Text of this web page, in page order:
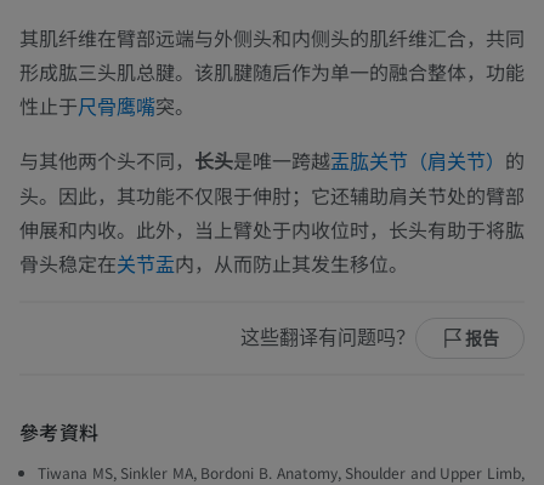
其肌纤维在臂部远端与外侧头和内侧头的肌纤维汇合，共同
形成肱三头肌总腱。该肌腱随后作为单一的融合整体，功能
性止于尺骨鹰嘴突。
与其他两个头不同， 长头是唯一跨越盂肱关节（肩关节） 的
头。因此，其功能不仅限于伸肘；它还辅助肩关节处的臂部
伸展和内收。此外，当上臂处于内收位时，长头有助于将肱
骨头稳定在关节盂内，从而防止其发生移位。
这些翻译有问题吗？ 报告
參考資料
Tiwana MS, Sinkler MA, Bordoni B. Anatomy, Shoulder and Upper Limb,